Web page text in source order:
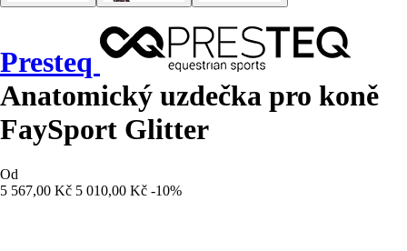
Presteq
Anatomický uzdečka pro koně
FaySport Glitter
Od
5 567,00 Kč 5 010,00 Kč -10%